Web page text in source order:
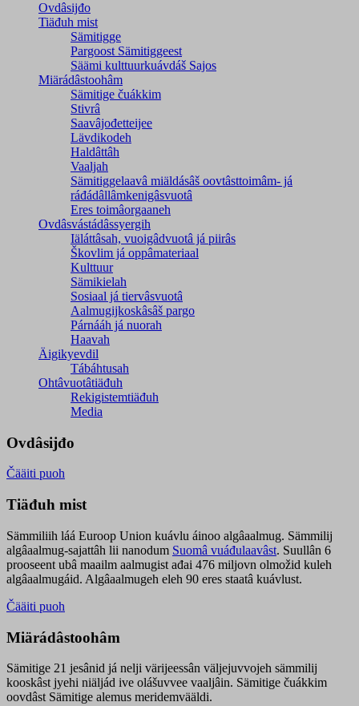
Ovdâsijđo
Tiäđuh mist
Sämitigge
Pargoost Sämitiggeest
Säämi kulttuurkuávdáš Sajos
Miärádâstoohâm
Sämitige čuákkim
Stivrâ
Saavâjođetteijee
Lävdikodeh
Haldâttâh
Vaaljah
Sämitiggelaavâ miäldásâš oovtâsttoimâm- já
ráđádâllâmkenigâsvuotâ
Eres toimâorgaaneh
Ovdâsvástádâssyergih
Iäláttâsah, vuoigâdvuotâ já piirâs
Škovlim já oppâmateriaal
Kulttuur
Sämikielah
Sosiaal já tiervâsvuotâ
Aalmugijkoskâsâš pargo
Párnááh já nuorah
Haavah
Äigikyevdil
Tábáhtusah
Ohtâvuotâtiäđuh
Rekigistemtiäđuh
Media
Ovdâsijđo
Čääiti puoh
Tiäđuh mist
Sämmiliih láá Euroop Union kuávlu áinoo algâaalmug. Sämmilij
algâaalmug-sajattâh lii nanodum Suomâ vuáđulaavâst. Suullân 6
prooseent ubâ maailm aalmugist ađai 476 miljovn olmožid kuleh
algâaalmugáid. Algâaalmugeh eleh 90 eres staatâ kuávlust.
Čääiti puoh
Miärádâstoohâm
Sämitige 21 jesânid já nelji värijeessân väljejuvvojeh sämmilij
kooskâst jyehi niäljád ive olášuvvee vaaljâin. Sämitige čuákkim
oovdâst Sämitige alemus meridemvääldi.